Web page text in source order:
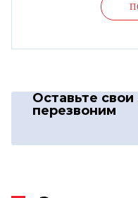
Оставьте
перезвоним